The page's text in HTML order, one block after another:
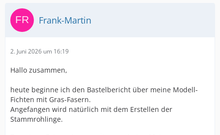
Frank-Martin
2. Juni 2026 um 16:19
Hallo zusammen,
heute beginne ich den Bastelbericht über meine Modell-
Fichten mit Gras-Fasern.
Angefangen wird natürlich mit dem Erstellen der
Stammrohlinge.